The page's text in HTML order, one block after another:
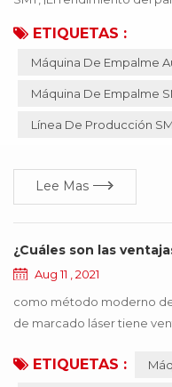
material inexacto,
manera anormal, todo el
evitar mediante la
ETIQUETAS :
Máquina De Empalme
Máquina De Empalme
Línea De Producción
Lee Mas
¿Cuáles son las
Aug 11 , 2021
como método moderno
de marcado láser tiene
mecánico y la
ETIQUETAS :